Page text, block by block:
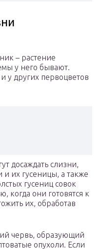
– растение
у него бывают.
у других первоцветов
досаждать слизни,
их гусеницы, а также
гусениц совок
когда они готовятся к
их, обработав
червь, образующий
опухоли. Если